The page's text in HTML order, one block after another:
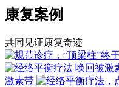
康复案例
共同见证康复奇迹
激素带